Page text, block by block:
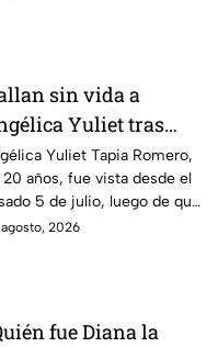
sin vida a
Yuliet tras
por una
de trabajo en
Yuliet Tapia Romero,
20 años, fue vista desde el
5 de julio, luego de que
recibiera una
2026
fue Diana la